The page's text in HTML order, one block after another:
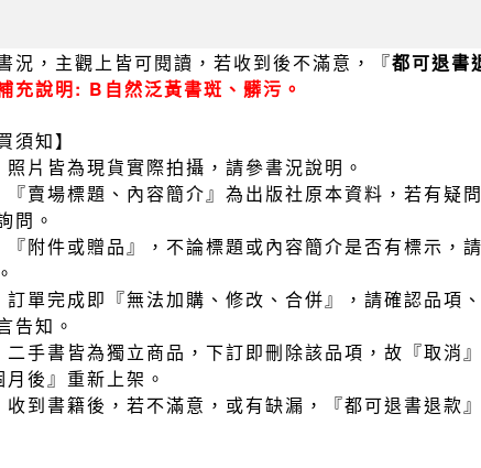
況，主觀上皆可閱讀，若收到後不滿意，『都可退書
充說明: B自然泛黃書斑、髒污。
須知】
照片皆為現貨實際拍攝，請參書況說明。
『賣場標題、內容簡介』為出版社原本資料，若有疑
問。
『附件或贈品』，不論標題或內容簡介是否有標示，
訂單完成即『無法加購、修改、合併』，請確認品項
告知。
二手書皆為獨立商品，下訂即刪除該品項，故『取消
後』重新上架。
收到書籍後，若不滿意，或有缺漏，『都可退書退款』